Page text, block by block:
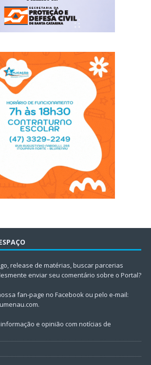
release de matérias, buscar parcerias
enviar seu comentário sobre o Portal?
fan-page no Facebook ou pelo e-mail:
.
e opinião com notícias de